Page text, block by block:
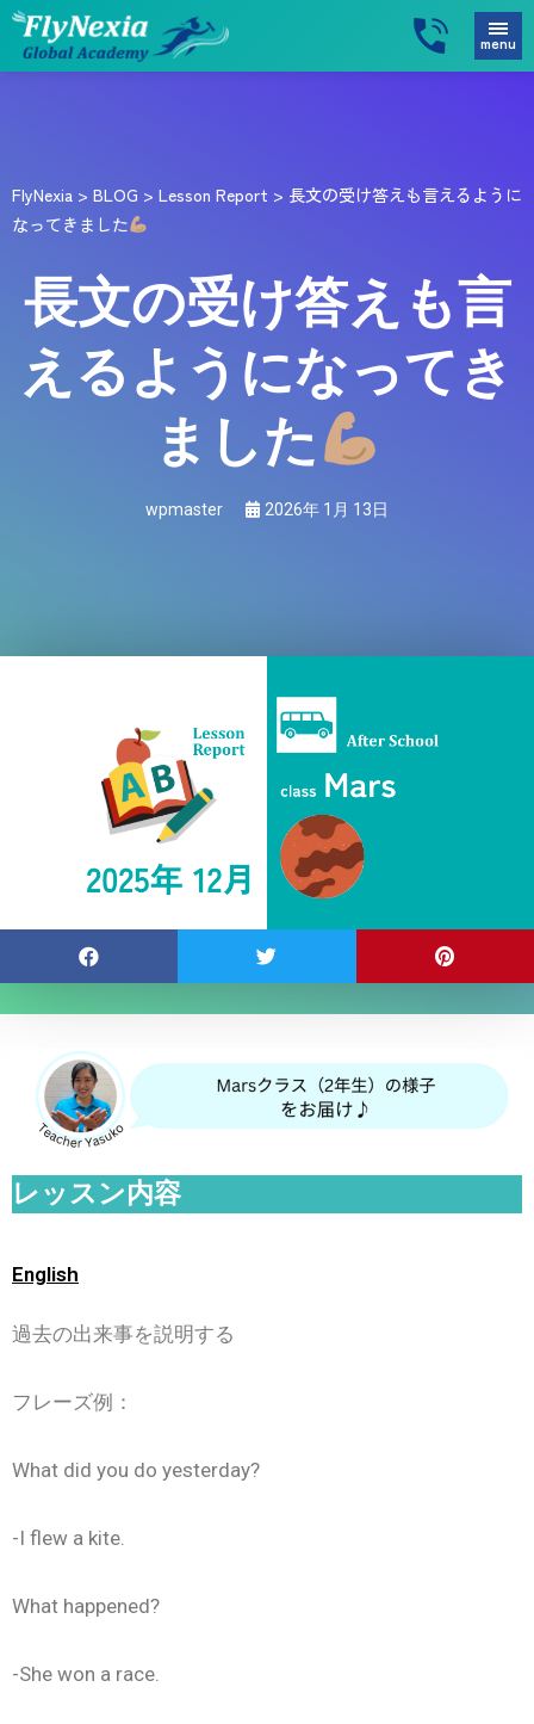
menu
FlyNexia > BLOG > Lesson Report > 長文の受け答えも言えるように
なってきました
長文の受け答えも言
えるようになってき
ました
wpmaster 2026年 1月 13日
レッスン内容
English
過去の出来事を説明する
フレーズ例：
What did you do yesterday?
-I flew a kite.
What happened?
-She won a race.